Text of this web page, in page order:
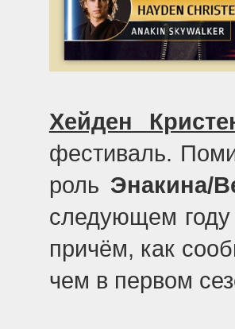
Хейден
фестиваль.
роль Энакина/
следующем году
причём, как
чем в первом